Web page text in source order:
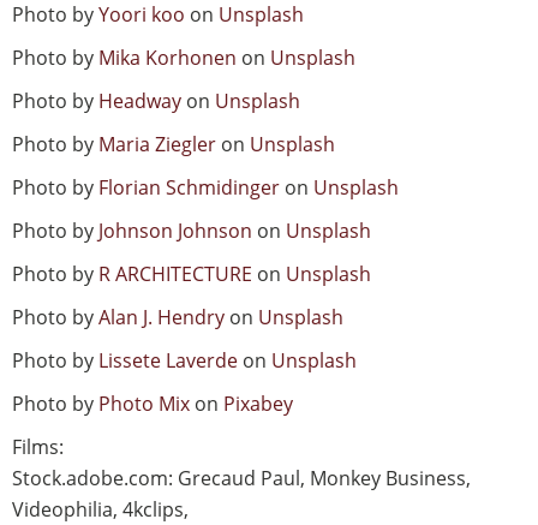
Photo byYoori koo on Unsplash
Photo by Mika Korhonen on Unsplash
Photo by Headway on Unsplash
Photo by Maria Ziegler on Unsplash
Photo by Florian Schmidinger on Unsplash
Photo by Johnson Johnson on Unsplash
Photo by R ARCHITECTURE on Unsplash
Photo byAlan J. Hendry on Unsplash
Photo by Lissete Laverde on Unsplash
Photo by Photo Mix on Pixabey
Films:
Stock.adobe.com: Grecaud Paul, Monkey Business,
Videophilia, 4kclips,